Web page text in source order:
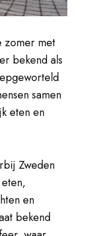
zomer met
bekend als
samen
eten en
Zweden
en
bekend